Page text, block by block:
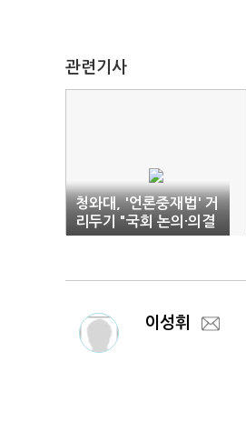
관련기사
청와대, '언론중재법' 거
리두기 "국회 논의·의결
사안"
이성휘